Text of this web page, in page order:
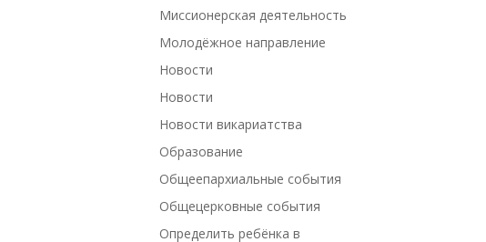
Миссионерская деятельность
Молодёжное направление
Новости
Новости
Новости викариатства
Образование
Общеепархиальные события
Общецерковные события
Определить ребёнка в